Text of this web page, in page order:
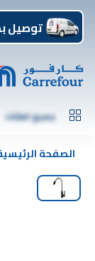
توصيل
جميع الفئات
الصفحة